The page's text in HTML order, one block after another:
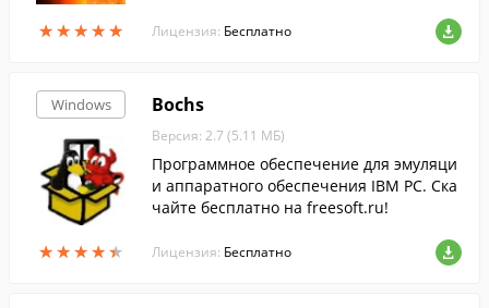
★★★★★
★★★★★
ы FreeSoft ежедневно сканируются анти
Лицензия: Бесплатно
Windows
★★★★★
★★★★★
Bochs
Версия: 2.7 (5.11 МБ)
Программное обеспечение для эмуляци
и аппаратного обеспечения IBM PC. Ска
чайте бесплатно на freesoft.ru!
Лицензия: Бесплатно